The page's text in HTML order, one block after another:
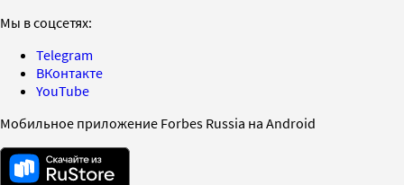
Мы в соцсетях:
Telegram
ВКонтакте
YouTube
Мобильное приложение Forbes Russia на Android